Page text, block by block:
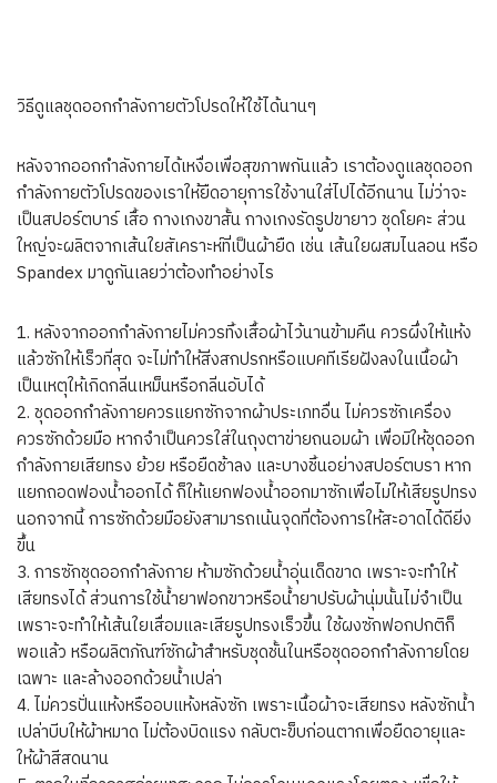
วิธีดูแลชุดออกกำลังกายตัวโปรดให้ใช้ได้นานๆ
หลังจากออกกำลังกายได้เหงื่อเพื่อสุขภาพกันแล้ว เราต้องดูแลชุดออก
กำลังกายตัวโปรดของเราให้ยืดอายุการใช้งานใส่ไปได้อีกนาน ไม่ว่าจะ
เป็นสปอร์ตบาร์ เสื้อ กางเกงขาสั้น กางเกงรัดรูปขายาว ชุดโยคะ ส่วน
ใหญ่จะผลิตจากเส้นใยสัเคราะห์ที่เป็นผ้ายืด เช่น เส้นใยผสมไนลอน หรือ
Spandex มาดูกันเลยว่าต้องทำอย่างไร
1. หลังจากออกกำลังกายไม่ควรทิ้งเสื้อผ้าไว้นานข้ามคืน ควรผึ่งให้แห้ง
แล้วซักให้เร็วที่สุด จะไม่ทำให้สิ่งสกปรกหรือแบคทีเรียฝังลงในเนื้อผ้า
เป็นเหตุให้เกิดกลิ่นเหม็นหรือกลิ่นอับได้
2. ชุดออกกำลังกายควรแยกซักจากผ้าประเภทอื่น ไม่ควรซักเครื่อง
ควรซักด้วยมือ หากจำเป็นควรใส่ในถุงตาข่ายถนอมผ้า เพื่อมิให้ชุดออก
กำลังกายเสียทรง ย้วย หรือยืดช้าลง และบางชิ้นอย่างสปอร์ตบรา หาก
แยกถอดฟองน้ำออกได้ ก็ให้แยกฟองน้ำออกมาซักเพื่อไม่ให้เสียรูปทรง
นอกจากนี้ การซักด้วยมือยังสามารถเน้นจุดที่ต้องการให้สะอาดได้ดียิ่ง
ขึ้น
3. การซักชุดออกกำลังกาย ห้ามซักด้วยน้ำอุ่นเด็ดขาด เพราะจะทำให้
เสียทรงได้ ส่วนการใช้น้ำยาฟอกขาวหรือน้ำยาปรับผ้านุ่มนั้นไม่จำเป็น
เพราะจะทำให้เส้นใยเสื่อมและเสียรูปทรงเร็วขึ้น ใช้ผงซักฟอกปกติก็
พอแล้ว หรือผลิตภัณฑ์ซักผ้าสำหรับชุดชั้นในหรือชุดออกกำลังกายโดย
เฉพาะ และล้างออกด้วยน้ำเปล่า
4. ไม่ควรปั่นแห้งหรืออบแห้งหลังซัก เพราะเนื้อผ้าจะเสียทรง หลังซักน้ำ
เปล่าบีบให้ผ้าหมาด ไม่ต้องบิดแรง กลับตะข็บก่อนตากเพื่อยืดอายุและ
ให้ผ้าสีสดนาน